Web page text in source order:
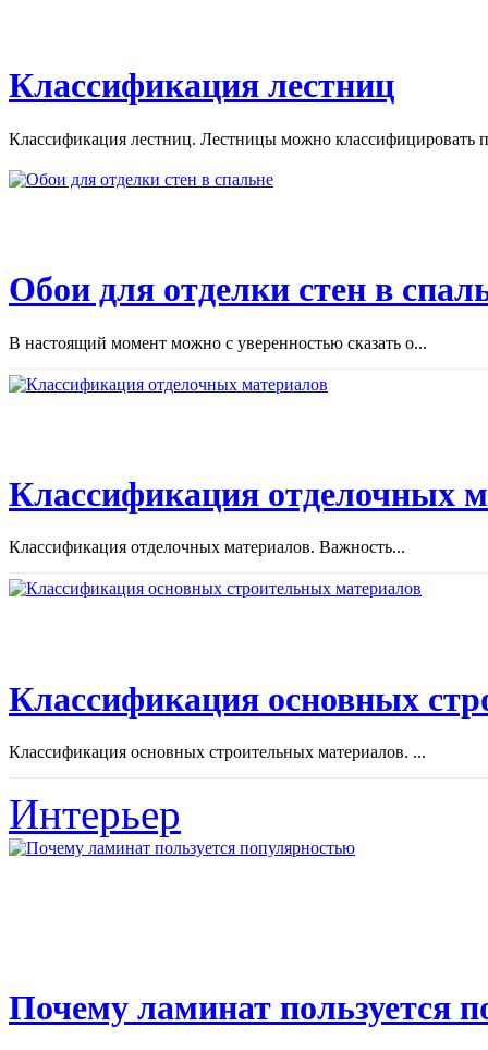
Классификация лестниц
Классификация лестниц. Лестницы можно классифицировать
Обои для отделки стен в
В настоящий момент можно с уверенностью сказать о...
Классификация отделочных
Классификация отделочных материалов. Важность...
Классификация основных
Классификация основных строительных материалов. ...
Интерьер
Почему ламинат пользуется